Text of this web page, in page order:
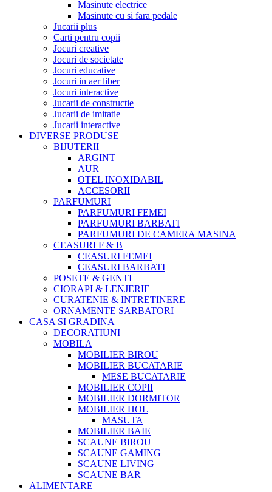
Masinute electrice
Masinute cu si fara pedale
Jucarii plus
Carti pentru copii
Jocuri creative
Jocuri de societate
Jocuri educative
Jocuri in aer liber
Jocuri interactive
Jucarii de constructie
Jucarii de imitatie
Jucarii interactive
DIVERSE PRODUSE
BIJUTERII
ARGINT
AUR
OTEL INOXIDABIL
ACCESORII
PARFUMURI
PARFUMURI FEMEI
PARFUMURI BARBATI
PARFUMURI DE CAMERA MASINA
CEASURI F & B
CEASURI FEMEI
CEASURI BARBATI
POSETE & GENTI
CIORAPI & LENJERIE
CURATENIE & INTRETINERE
ORNAMENTE SARBATORI
CASA SI GRADINA
DECORATIUNI
MOBILA
MOBILIER BIROU
MOBILIER BUCATARIE
MESE BUCATARIE
MOBILIER COPII
MOBILIER DORMITOR
MOBILIER HOL
MASUTA
MOBILIER BAIE
SCAUNE BIROU
SCAUNE GAMING
SCAUNE LIVING
SCAUNE BAR
ALIMENTARE